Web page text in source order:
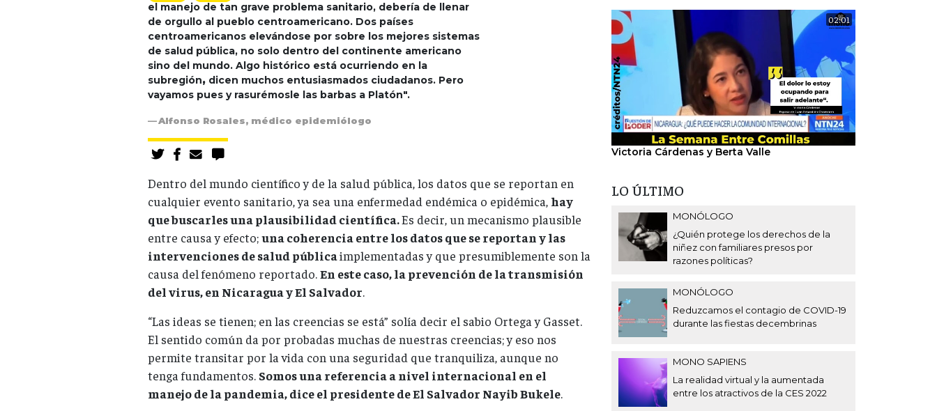
el manejo de tan grave problema sanitario, debería de llenar
de orgullo al pueblo centroamericano. Dos países
centroamericanos elevándose por sobre los mejores sistemas
de salud pública, no solo dentro del continente americano
sino del mundo. Algo histórico está ocurriendo en la
subregión, dicen muchos entusiasmados ciudadanos. Pero
vayamos pues y rasurémosle las barbas a Platón".
Alfonso Rosales, médico epidemiólogo
Dentro del mundo científico y de la salud pública, los datos que se reportan en
cualquier evento sanitario, ya sea una enfermedad endémica o epidémica, hay
que buscarles una plausibilidad científica.Es decir, un mecanismo plausible
entre causa y efecto;una coherencia entre los datos que se reportan y las
intervenciones de salud públicaimplementadas y que presumiblemente son la
causa del fenómeno reportado.En este caso, la prevención de la transmisión
del virus, en Nicaragua y El Salvador.
“Las ideas se tienen; en las creencias se está” solía decir el sabio Ortega y Gasset.
El sentido común da por probadas muchas de nuestras creencias; y eso nos
permite transitar por la vida con una seguridad que tranquiliza, aunque no
tenga fundamentos. Somos una referencia a nivel internacional en el
manejo de la pandemia, dice el presidente de El Salvador Nayib Bukele.
02:01
Victoria Cárdenas y Berta Valle
LO ÚLTIMO
MONÓLOGO
¿Quién protege los derechos de la
niñez con familiares presos por
razones políticas?
MONÓLOGO
Reduzcamos el contagio de COVID-19
durante las fiestas decembrinas
MONO SAPIENS
La realidad virtual y la aumentada
entre los atractivos de la CES 2022